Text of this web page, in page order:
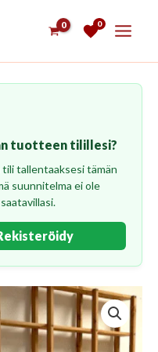
0
tuotteen tilillesi?
tili tallentaaksesi tämän
suunnitelma ei ole